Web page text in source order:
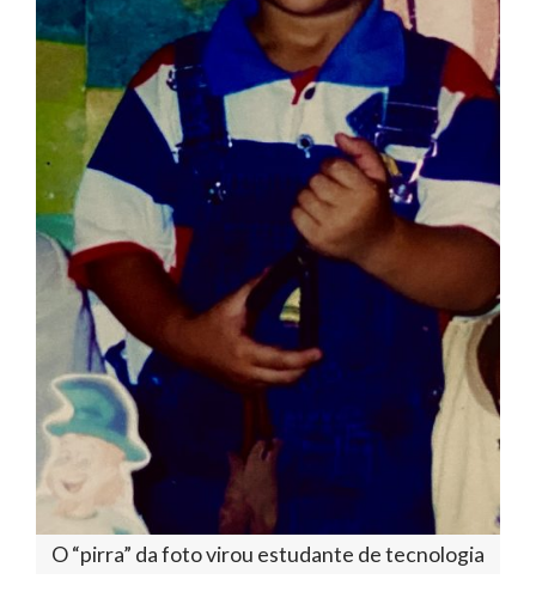
O “pirra” da foto virou estudante de tecnologia